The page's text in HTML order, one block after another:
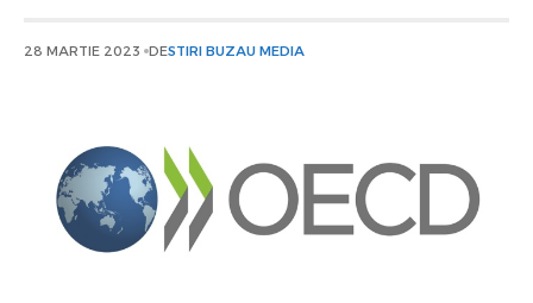
28 MARTIE 2023 DESTIRI BUZAU MEDIA